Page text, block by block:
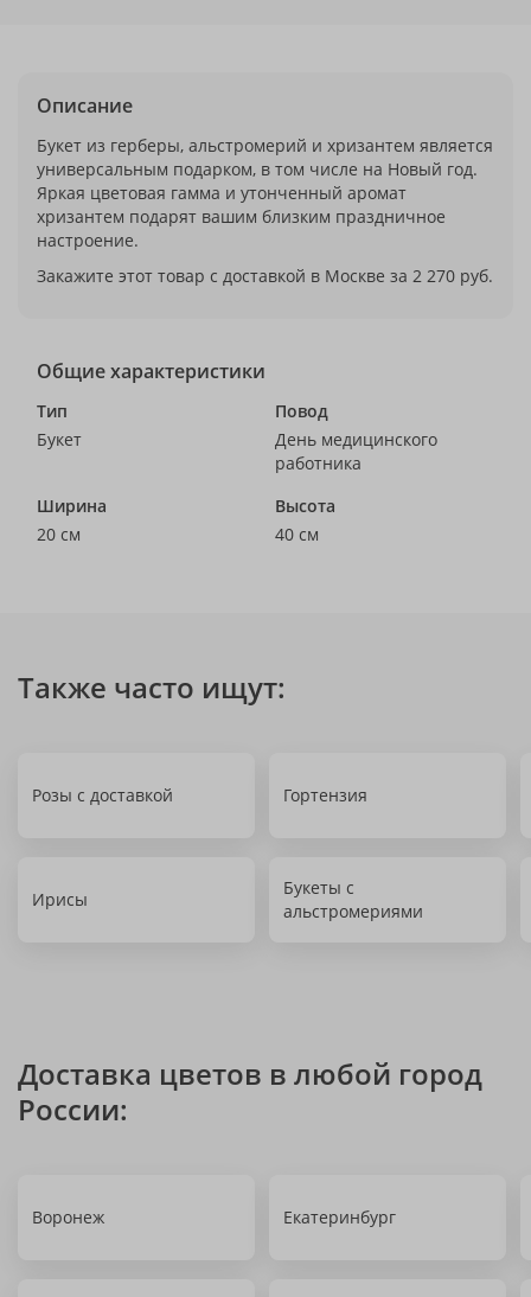
Описание
Букет из герберы, альстромерий и хризантем является
универсальным подарком, в том числе на Новый год.
Яркая цветовая гамма и утонченный аромат
хризантем подарят вашим близким праздничное
настроение.
Закажите этот товар с доставкой в Москве за 2 270 руб.
Общие характеристики
Тип
Букет
Повод
День медицинского
работника
Ширина
20 см
Высота
40 см
Также часто ищут:
Розы с доставкой Гортензия
Ирисы
Букеты с
альстромериями
Доставка цветов в любой город
России:
Воронеж Екатеринбург